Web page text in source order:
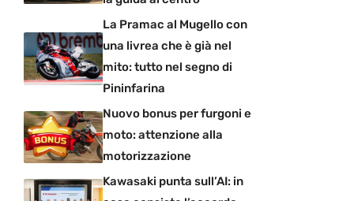
La Pramac al Mugello con
una livrea che è già nel
mito: tutto nel segno di
Pininfarina
Nuovo bonus per furgoni e
moto: attenzione alla
motorizzazione
Kawasaki punta sull’AI: in